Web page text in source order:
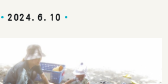
2024.6.10